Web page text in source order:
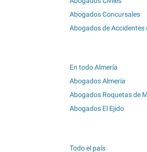
Abogados Concursales
Abogados de Accidentes
En todo Almería
Abogados Almería
Abogados Roquetas de
Abogados El Ejido
Todo el país